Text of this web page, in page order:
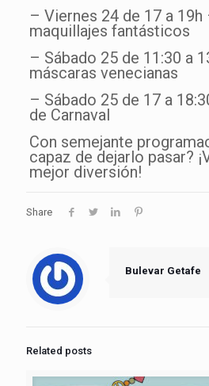
– Viernes 24 de 17 a
maquillajes fantásticos
– Sábado 25 de 11:30 a
máscaras venecianas
– Sábado 25 de 17 a
de Carnaval
Con semejante
capaz de dejarlo pasar?
mejor diversión!
Share
Bulevar Getafe
Related posts